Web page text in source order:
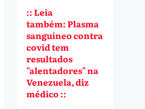
:: Leia
também: Plasma
sanguíneo contra
covid tem
resultados
"alentadores" na
Venezuela, diz
médico ::